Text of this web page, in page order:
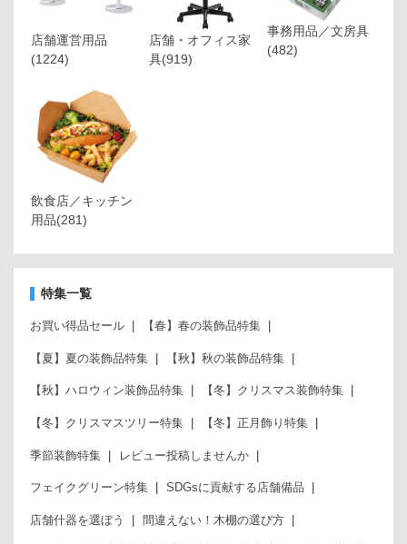
店舗運営用品
(1224)
店舗・オフィス家
具(919)
事務用品／文房具
(482)
飲食店／キッチン
用品(281)
特集一覧
お買い得品セール 【春】春の装飾品特集
【夏】夏の装飾品特集 【秋】秋の装飾品特集
【秋】ハロウィン装飾品特集 【冬】クリスマス装飾特集
【冬】クリスマスツリー特集 【冬】正月飾り特集
季節装飾特集 レビュー投稿しませんか
フェイクグリーン特集 SDGsに貢献する店舗備品
店舗什器を選ぼう 間違えない！木棚の選び方